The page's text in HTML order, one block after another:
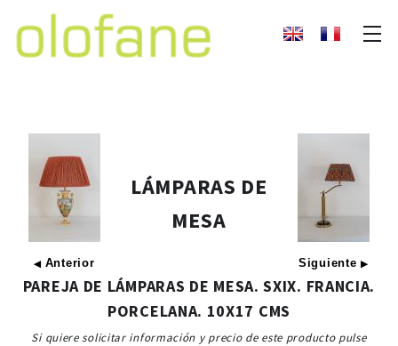
◀ Anterior
LÁMPARAS DE
MESA
Siguiente▶
PAREJA DE LÁMPARAS DE MESA. SXIX. FRANCIA.
PORCELANA. 10X17 CMS
Si quiere solicitar información y precio de este producto pulse